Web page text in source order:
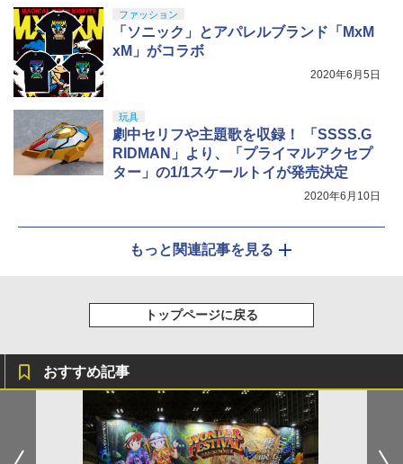
ファッション
「ソニック」とアパレルブランド「MxM
xM」がコラボ
2020年6月5日
玩具
劇中セリフや主題歌を収録！ 「SSSS.G
RIDMAN」より、「プライマルアクセプ
ター」の1/1スケールトイが発売決定
2020年6月10日
もっと関連記事を見る
トップページに戻る
おすすめ記事